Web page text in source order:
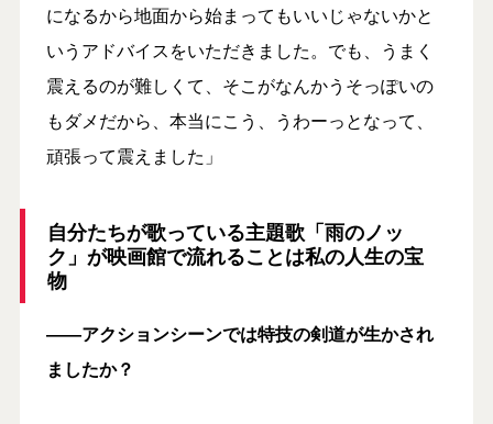
になるから地面から始まってもいいじゃないかと
いうアドバイスをいただきました。でも、うまく
震えるのが難しくて、そこがなんかうそっぽいの
もダメだから、本当にこう、うわーっとなって、
頑張って震えました」
自分たちが歌っている主題歌「雨のノッ
ク」が映画館で流れることは私の人生の宝
物
――アクションシーンでは特技の剣道が生かされ
ましたか？